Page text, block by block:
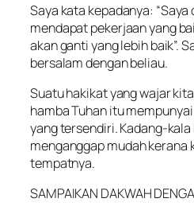
Saya kata kepadanya:
mendapat pekerjaan yang
akan ganti yang lebih baik”.
bersalam dengan beliau.
Suatu hakikat yang wajar
hamba Tuhan itu
yang tersendiri. Kadang-
menganggap mudah kerana
tempatnya.
SAMPAIKAN DAKWAH